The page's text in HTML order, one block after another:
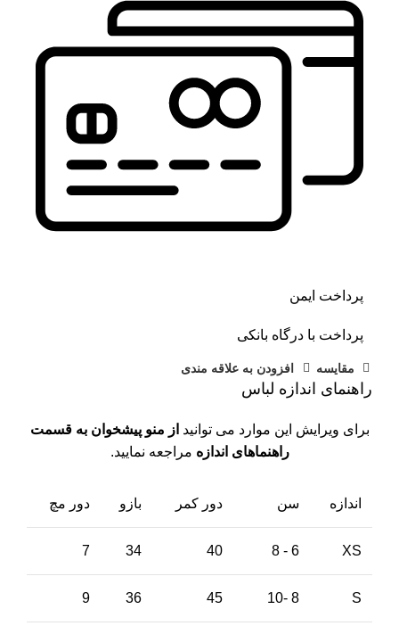
پرداخت ایمن
پرداخت با درگاه بانکی
مقايسه افزودن به علاقه مندی
راهنمای اندازه لباس
برای ویرایش این موارد می توانید از منو پیشخوان به قسمت
راهنماهای اندازه مراجعه نمایید.
اندازه سن دور کمر بازو دور مچ
XS
6 - 8
40
34
7
S
8 -10
45
36
9